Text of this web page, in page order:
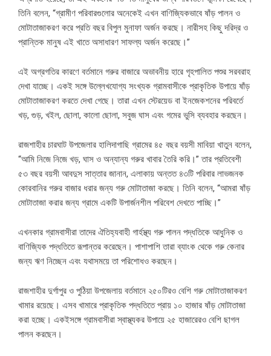
তিনি বলেন, “গ্রামীণ পরিবারগুলোর অনেকেই এখন বাণিজ্যিকভাবে ষাঁড় পালন ও
মোটাতাজাকরণ করে প্রতি বছর বিপুল মুনাফা অর্জন করছে। নারীসহ কিছু দরিদ্র ও
প্রান্তিক মানুষ এই খাতে অসাধারণ সাফল্য অর্জন করেছে।”
এই অগ্রগতির কারণে বর্তমানে গরুর বাজারে অভাবনীয় হারে গৃহপালিত পশুর সরবরাহ
দেখা যাচ্ছে। একই সঙ্গে উল্লেখযোগ্য সংখ্যক গ্রামবাসীকে প্রাকৃতিক উপায়ে ষাঁড়
মোটাতাজাকরণ করতে দেখা গেছে। তারা এখন স্টেরয়েড বা ইনজেকশনের পরিবর্তে
খড়, গুড়, খইল, ছোলা, কালো ছোলা, সবুজ ঘাস এবং গমের ভুসি ব্যবহার করছেন।
রাজশাহীর চারঘাট উপজেলার হালিদাগাছি গ্রামের ৪৫ বছর বয়সী মাবিয়া খাতুন বলেন,
“আমি নিজে নিজে খড়, ঘাস ও অন্যান্য গরুর খাবার তৈরি করি।” তার প্রতিবেশী
৫৩ বছর বয়সী আবদুস সাত্তার জানান, এলাকায় অন্তত ৪৩টি পরিবার লাভজনক
কোরবানির গরুর বাজার ধরার জন্য গরু মোটাতাজা করছে। তিনি বলেন, “আমরা ষাঁড়
মোটাতাজা করার জন্য গ্রামে একটি উপার্জনশীল পরিবেশ দেখতে পাচ্ছি।”
এখনকার গ্রামবাসীরা তাদের ঐতিহ্যবাহী গার্হস্থ্য গরু পালন পদ্ধতিকে আধুনিক ও
বাণিজ্যিক পদ্ধতিতে রূপান্তর করেছেন। পাশাপাশি তারা ব্যাংক থেকে গরু কেনার
জন্য ঋণ নিচ্ছেন এবং যথাসময়ে তা পরিশোধও করছেন।
রাজশাহীর দুর্গাপুর ও পুঠিয়া উপজেলায় বর্তমানে ২৫০টিরও বেশি গরু মোটাতাজাকরণ
খামার রয়েছে। এসব খামারে প্রাকৃতিক পদ্ধতিতে প্রায় ১০ হাজার ষাঁড় মোটাতাজা
করা হচ্ছে। একইসঙ্গে গ্রামবাসীরা স্বাস্থ্যকর উপায়ে ২৫ হাজারেরও বেশি ছাগল
পালন করছেন।